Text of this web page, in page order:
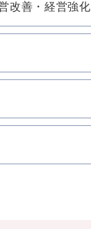
改善・経営強化